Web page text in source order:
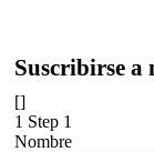
Suscribirse a
[]
1 Step 1
Nombre